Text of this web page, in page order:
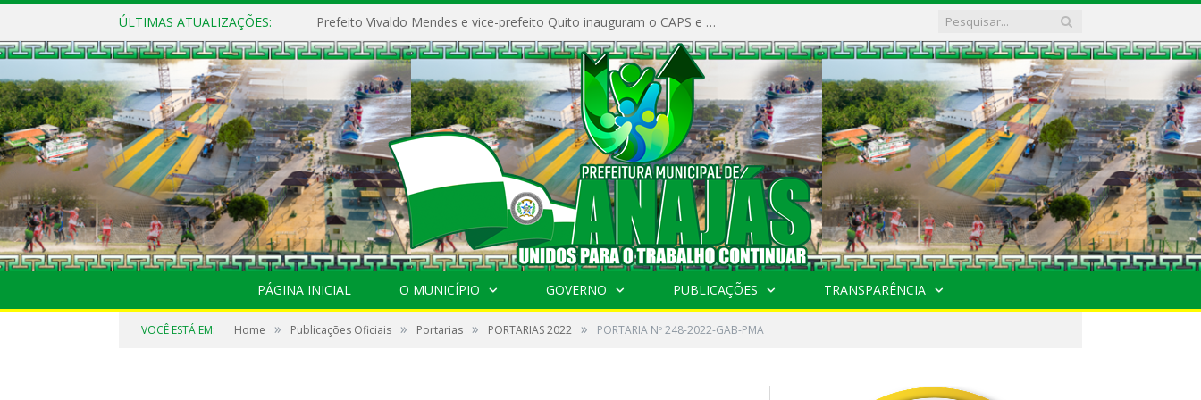
ÚLTIMAS ATUALIZAÇÕES: Prefeito Vivaldo Mendes e vice-prefeito Quito inauguram o CAPS e fortalecem a saúde pública em Anajás.
PÁGINA INICIAL O MUNICÍPIO GOVERNO PUBLICAÇÕES TRANSPARÊNCIA
VOCÊ ESTÁ EM: Home » Publicações Oficiais » Portarias » PORTARIAS 2022 » PORTARIA Nº 248-2022-GAB-PMA